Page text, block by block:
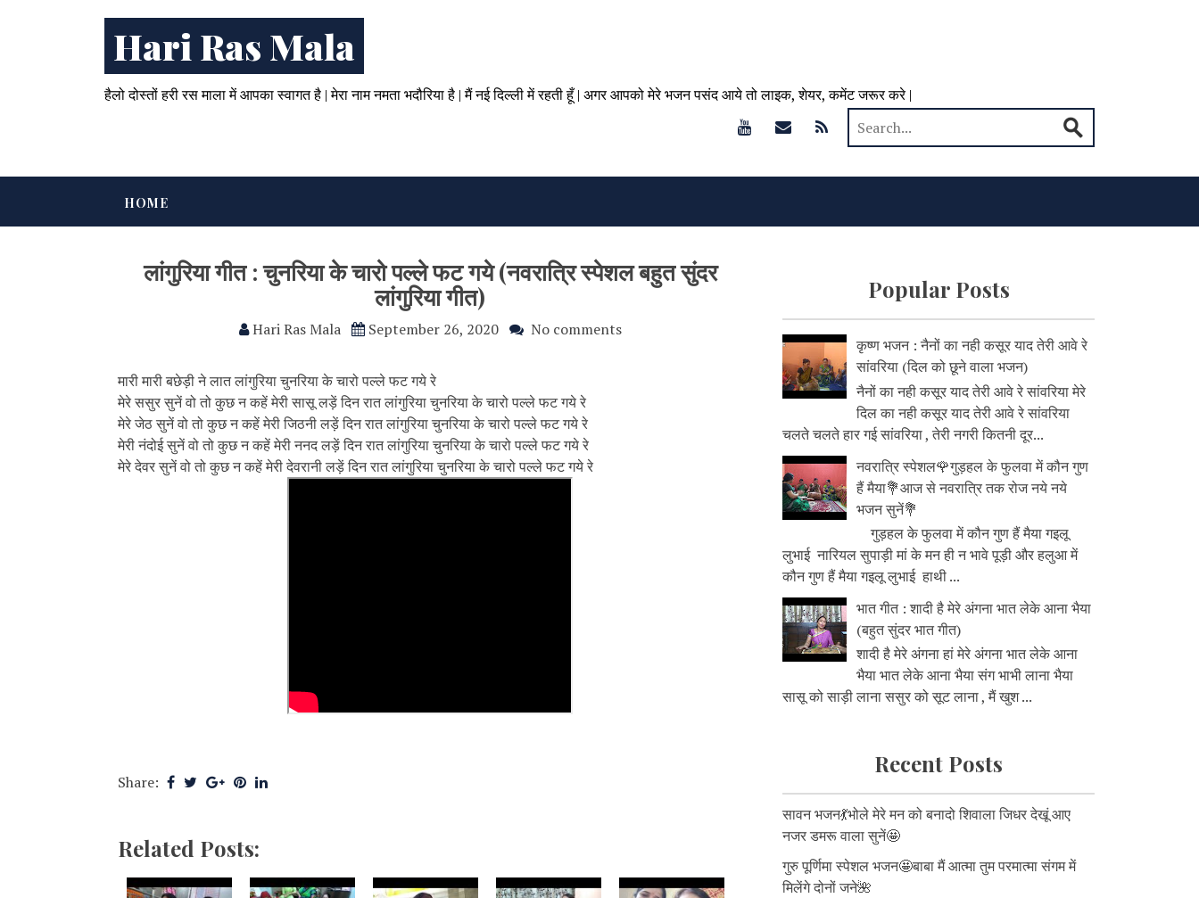
Hari Ras Mala
हैलो दोस्तों हरी रस माला में आपका स्वागत है | मेरा नाम नमता भदौरिया है | मैं नई दिल्ली में रहती हूँ | अगर आपको मेरे भजन पसंद आये तो लाइक, शेयर, कमेंट जरूर करे |
HOME
लांगुरिया गीत : चुनरिया के चारो पल्ले फट गये (नवरात्रि स्पेशल बहुत सुंदर
लांगुरिया गीत)
Hari Ras Mala September 26, 2020 No comments
मारी मारी बछेड़ी ने लात लांगुरिया चुनरिया के चारो पल्ले फट गये रे
मेरे ससुर सुनें वो तो कुछ न कहें मेरी सासू लड़ें दिन रात लांगुरिया चुनरिया के चारो पल्ले फट गये रे
मेरे जेठ सुनें वो तो कुछ न कहें मेरी जिठनी लड़ें दिन रात लांगुरिया चुनरिया के चारो पल्ले फट गये रे
मेरी नंदोई सुनें वो तो कुछ न कहें मेरी ननद लड़ें दिन रात लांगुरिया चुनरिया के चारो पल्ले फट गये रे
मेरे देवर सुनें वो तो कुछ न कहें मेरी देवरानी लड़ें दिन रात लांगुरिया चुनरिया के चारो पल्ले फट गये रे
Share:
Related Posts:
Popular Posts
कृष्ण भजन : नैनों का नही कसूर याद तेरी आवे रे
सांवरिया (दिल को छूने वाला भजन)
नैनों का नही कसूर याद तेरी आवे रे सांवरिया मेरे
दिल का नही कसूर याद तेरी आवे रे सांवरिया
चलते चलते हार गई सांवरिया , तेरी नगरी कितनी दूर...
नवरात्रि स्पेशल🌹गुड़हल के फुलवा में कौन गुण
हैं मैया💐आज से नवरात्रि तक रोज नये नये
भजन सुनें💐
गुड़हल के फुलवा में कौन गुण हैं मैया गइलू
लुभाई नारियल सुपाड़ी मां के मन ही न भावे पूड़ी और हलुआ में
कौन गुण हैं मैया गइलू लुभाई हाथी ...
भात गीत : शादी है मेरे अंगना भात लेके आना भैया
(बहुत सुंदर भात गीत)
शादी है मेरे अंगना हां मेरे अंगना भात लेके आना
भैया भात लेके आना भैया संग भाभी लाना भैया
सासू को साड़ी लाना ससुर को सूट लाना , मैं खुश ...
Recent Posts
सावन भजन💃भोले मेरे मन को बनादो शिवाला जिधर देखूं आए
नजर डमरू वाला सुनें🤩
गुरु पूर्णिमा स्पेशल भजन🤩बाबा मैं आत्मा तुम परमात्मा संगम में
मिलेंगे दोनों जने🌺